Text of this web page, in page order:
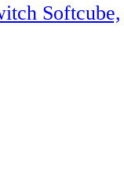
Softcube,